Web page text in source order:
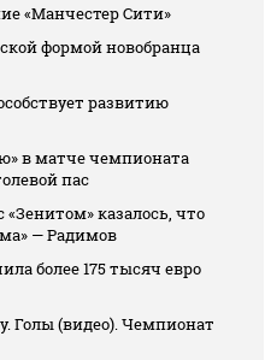
«Манчестер Сити»
формой новобранца
развитию
в матче чемпионата
пас
казалось, что
— Радимов
более 175 тысяч евро
Голы (видео). Чемпионат